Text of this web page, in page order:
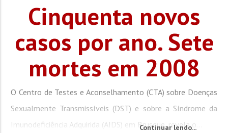
Cinquenta novos
casos por ano. Sete
mortes em 2008
O Centro de Testes e Aconselhamento (CTA) sobre Doenças
Sexualmente Transmissíveis (DST) e sobre a Síndrome da
Imunodeficiência Adquirida (AIDS) em Brusque, revela o...
Continuar lendo...